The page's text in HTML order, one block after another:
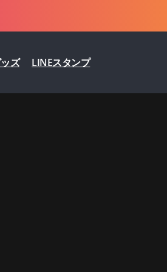
ズ LINEスタンプ